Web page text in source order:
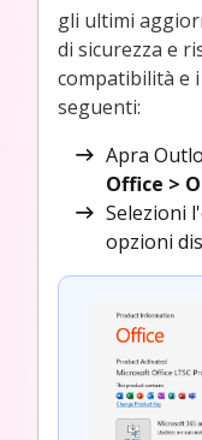
gli ultimi
di sicurezza e
compatibilità e
seguenti:
Apra
Office >
Selezioni
opzioni